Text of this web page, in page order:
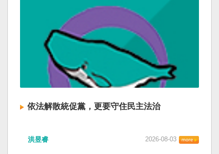
依法解散統促黨，更要守住民主法治
洪昱睿 2026-08-03